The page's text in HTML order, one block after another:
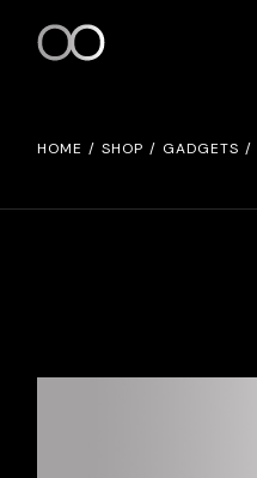
HOME SHOP GADGETS